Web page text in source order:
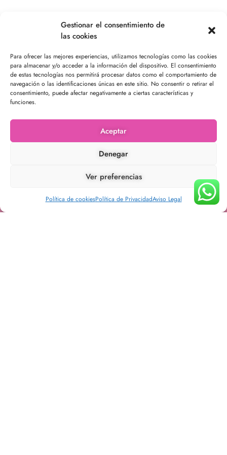
Gestionar el consentimiento de
las cookies
Para ofrecer las mejores experiencias, utilizamos tecnologías como las cookies
para almacenar y/o acceder a la información del dispositivo. El consentimiento
de estas tecnologías nos permitirá procesar datos como el comportamiento de
navegación o las identificaciones únicas en este sitio. No consentir o retirar el
consentimiento, puede afectar negativamente a ciertas características y
funciones.
Aceptar
Denegar
Ver preferencias
Política de cookiesPolítica de PrivacidadAviso Legal
infounikamoda@gmail.com
631 04 89 34‬
Envío seguro
Vestidos y Monos